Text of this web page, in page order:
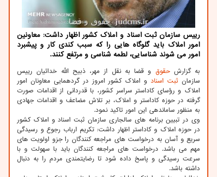
رییس سازمان ثبت اسناد و املاک کشور اظهار داشت: معاونین
امور املاک باید گلوگاه هایی را که سبب کندی کار و پیشبرد
امور می شوند شناسایی، لطمه شناسی و مرتفع کنند.
به گزارشحقوق و قضا به نقل از مهر، ذبیح الله خدائیان رییس
سازمان ثبت اسنادو املاک کشور امروز در گردهمایی معاونان امور
املاک و رؤسای کاداستر سراسر کشور، با قدردانی از اقدامات صورت
گرفته در حوزه کاداستر و املاک، بر تلاش مضاعف و اقدامات جهادی
به منظور ساماندهی این امور تاکید نمود.
وی در تبیین برنامه های سالجاری سازمان ثبت اسناد و املاک کشور
در حوزه املاک و کاداستر اظهار داشت: تکریم ارباب رجوع و رسیدگی
سریع و آسان به درخواست های مراجعه کنندگان را جزو اولویت های
مهم می باشد. درخواست های مراجعه کنندگان باید با سهولت و با
سرعت رسیدگی و پاسخ داده شود تا رضایتمندی مردم را به دنبال
داشته باشد.